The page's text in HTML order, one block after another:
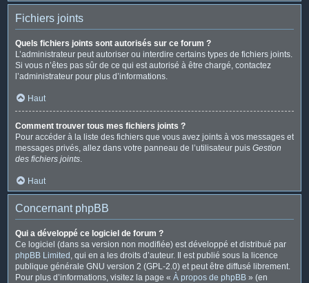
Fichiers joints
Quels fichiers joints sont autorisés sur ce forum ?
L’administrateur peut autoriser ou interdire certains types de fichiers joints.
Si vous n’êtes pas sûr de ce qui est autorisé à être chargé, contactez
l’administrateur pour plus d’informations.
Haut
Comment trouver tous mes fichiers joints ?
Pour accéder à la liste des fichiers que vous avez joints à vos messages et
messages privés, allez dans votre panneau de l’utilisateur puis Gestion
des fichiers joints.
Haut
Concernant phpBB
Qui a développé ce logiciel de forum ?
Ce logiciel (dans sa version non modifiée) est développé et distribué par
phpBB Limited , qui en a les droits d’auteur. Il est publié sous la licence
publique générale GNU version 2 (GPL-2.0) et peut être diffusé librement.
Pour plus d’informations, visitez la page « À propos de phpBB » (en